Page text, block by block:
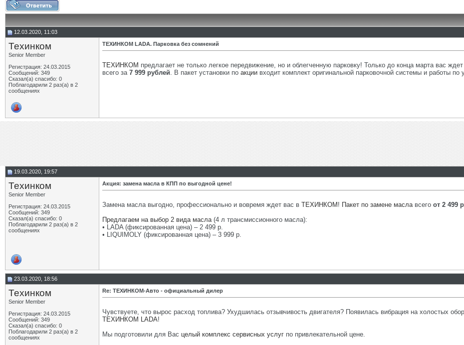
12.03.2020, 11:03
Техинком
Senior Member
Регистрация: 24.03.2015
Сообщений: 349
Сказал(а) спасибо: 0
Поблагодарили 2 раз(а) в 2
сообщениях
ТЕХИНКОМ LADA. Парковка без сомнений
ТЕХИНКОМ предлагает не только легкое передвижение, но и облегченную парковку! Только до конца марта вас ждет
всего за 7 999 рублей. В пакет установки по акции входит комплект оригинальной парковочной системы и работы по
19.03.2020, 19:57
Техинком
Senior Member
Регистрация: 24.03.2015
Сообщений: 349
Сказал(а) спасибо: 0
Поблагодарили 2 раз(а) в 2
сообщениях
Акция: замена масла в КПП по выгодной цене!
Замена масла выгодно, профессионально и вовремя ждет вас в ТЕХИНКОМ ! Пакет по замене маславсего от 2 499
Предлагаем на выбор 2 вида масла(4 л трансмиссионного масла):
• LADA (фиксированная цена) – 2 499 р.
• LIQUIMOLY (фиксированная цена) – 3 999 р.
23.03.2020, 18:56
Техинком
Senior Member
Регистрация: 24.03.2015
Сообщений: 349
Сказал(а) спасибо: 0
Поблагодарили 2 раз(а) в 2
сообщениях
Re: ТЕХИНКОМ-Авто - официальный дилер
Чувствуете, что вырос расход топлива? Ухудшилась отзывчивость двигателя? Появилась вибрация на холостых
ТЕХИНКОМ LADA!
Мы подготовили для Вас целый комплекс сервисных услуг по привлекательной цене.